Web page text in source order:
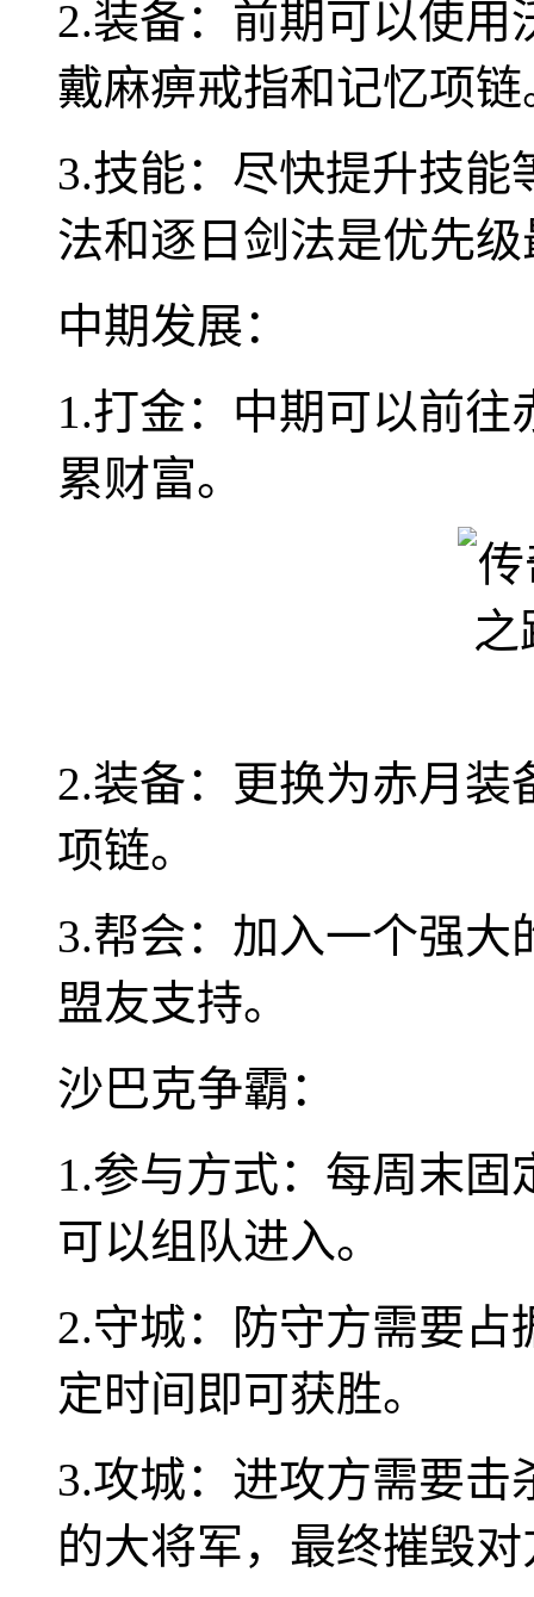
2.装备：前期可以使
戴麻痹戒指和记忆项链
3.技能：尽快提升技
法和逐日剑法是优先
中期发展：
1.打金：中期可以前
累财富。
2.装备：更换为赤月
项链。
3.帮会：加入一个强
盟友支持。
沙巴克争霸：
1.参与方式：每周末
可以组队进入。
2.守城：防守方需要
定时间即可获胜。
3.攻城：进攻方需要
的大将军，最终摧毁